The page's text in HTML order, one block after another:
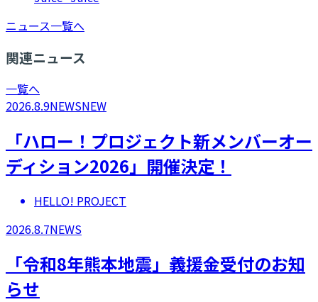
ニュース一覧へ
関連ニュース
一覧へ
2026.8.9NEWSNEW
「ハロー！プロジェクト新メンバーオー
ディション2026」開催決定！
HELLO! PROJECT
2026.8.7NEWS
「令和8年熊本地震」義援金受付のお知
らせ